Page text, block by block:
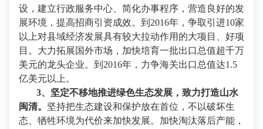
设，建立行政服务中心、简化办事程序，营造良好的发
展环境，提高招商引资成效。到2016年，争取引进10家
以上对县域经济发展具有较大拉动作用的大项目、好项
目。大力拓展国外市场，加快培育一批出口总值超千万
美元的龙头企业。到2016年，力争海关出口总值达1.5
亿美元以上。
3、坚定不移地推进绿色生态发展，致力打造山水
闽清。 坚持把生态建设和保护放在首位，不以破坏生
态、牺牲环境为代价来加快发展。加快淘汰落后产能，